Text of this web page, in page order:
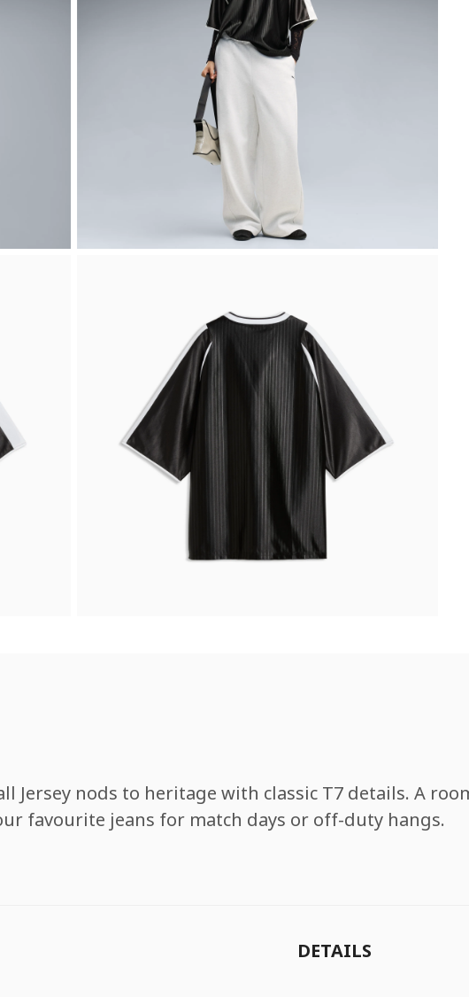
Jersey nods to heritage with classic T7 details. A
favourite jeans for match days or off-duty hangs.
DETAILS